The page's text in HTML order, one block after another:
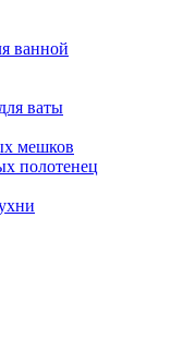
ванной
ваты
мешков
полотенец